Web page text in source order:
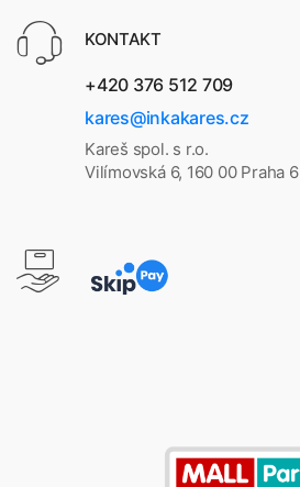
KONTAKT
+420 376 512 709
kares@inkakares.cz
Kareš spol. s r.o.
Vilímovská 6, 160 00 Praha 6